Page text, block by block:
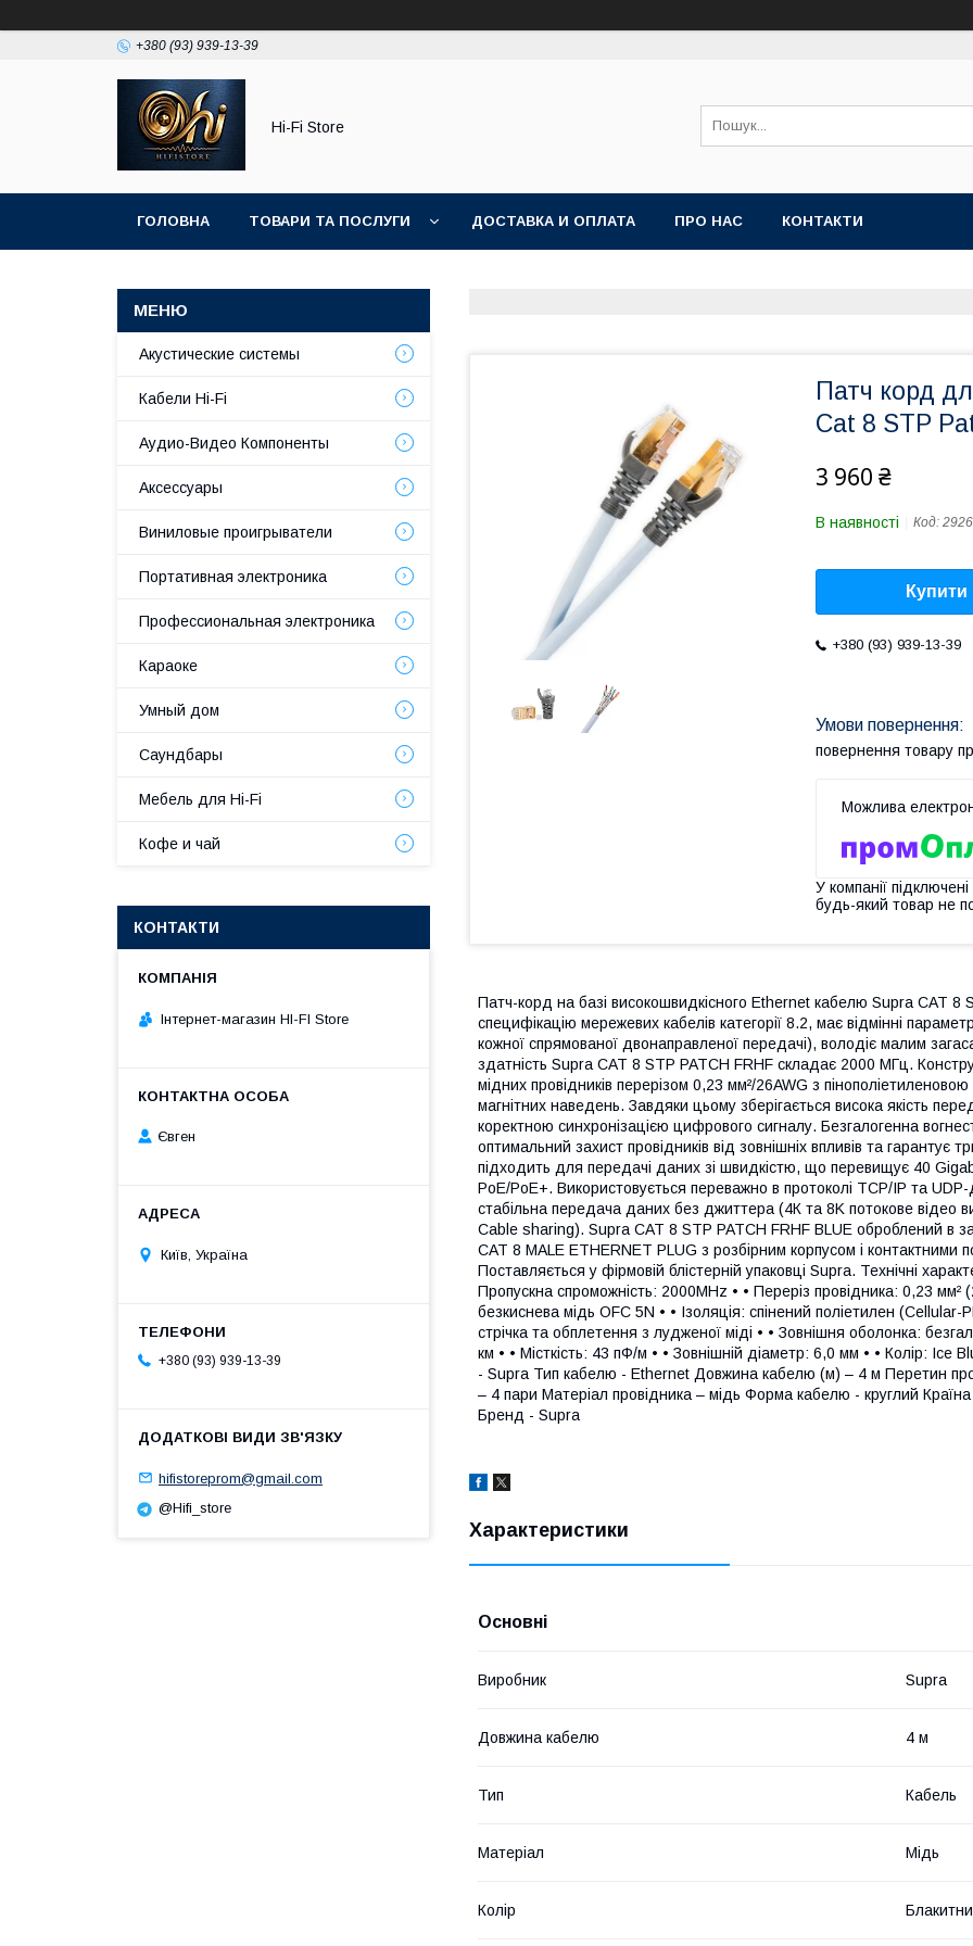
+380 (93) 939-13-39
Hi-Fi Store
ГОЛОВНА ТОВАРИ ТА ПОСЛУГИ ДОСТАВКА И ОПЛАТА ПРО НАС КОНТАКТИ
Патч корд
Cat 8 STP
3 960 ₴
В наявності Код:
Купити
+380 (93) 939-13-39
повернення товару
У компанії
будь-який товар не
Патч-корд на базі високошвидкісного Ethernet кабелю Supra CAT 8
специфікацію мережевих кабелів категорії 8.2, має відмінні
кожної спрямованої двонаправленої передачі), володіє малим
здатність Supra CAT 8 STP PATCH FRHF складає 2000 МГц.
мідних провідників перерізом 0,23 мм²/26AWG з
магнітних наведень. Завдяки цьому зберігається висока якість
коректною синхронізацією цифрового сигналу. Безгалогенна
оптимальний захист провідників від зовнішніх впливів та гарантує
підходить для передачі даних зі швидкістю, що перевищує 40
PoE/PoE+. Використовується переважно в протоколі TCP/IP та
стабільна передача даних без джиттера (4К та 8K потокове відео
Cable sharing). Supra CAT 8 STP PATCH FRHF BLUE оброблений в
CAT 8 MALE ETHERNET PLUG з розбірним корпусом і контактними
Поставляється у фірмовій блістерній упаковці Supra. Технічні
Пропускна спроможність: 2000MHz • • Переріз провідника: 0,23
безкиснева мідь OFC 5N • • Ізоляція: спінений поліетилен
стрічка та обплетення з лудженої міді • • Зовнішня оболонка:
км • • Місткість: 43 пФ/м • • Зовнішній діаметр: 6,0 мм • • Колір:
- Supra Тип кабелю - Ethernet Довжина кабелю (м) – 4 м Перетин
– 4 пари Матеріал провідника – мідь Форма кабелю - круглий
Бренд - Supra
Характеристики
Основні
Виробник Supra
Довжина кабелю 4 м
Тип Кабель
Матеріал Мідь
Колір
Акустические системы
Кабели Hi-Fi
Аудио-Видео Компоненты
Аксессуары
Виниловые проигрыватели
Портативная электроника
Профессиональная электроника
Караоке
Умный дом
Саундбары
Мебель для Hi-Fi
Кофе и чай
КОНТАКТИ
Інтернет-магазин HI-FI Store
Євген
Київ, Україна
+380 (93) 939-13-39
hifistoreprom@gmail.com
@Hifi_store